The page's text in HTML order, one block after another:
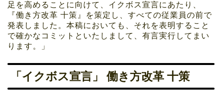
足を高めることに向けて、イクボス宣言にあたり、
『働き方改革 十策』を策定し、すべての従業員の前で
発表しました。本稿においても、それを表明すること
で確かなコミットといたしまして、有言実行してまい
ります。」
「イクボス宣言」 働き方改革 十策